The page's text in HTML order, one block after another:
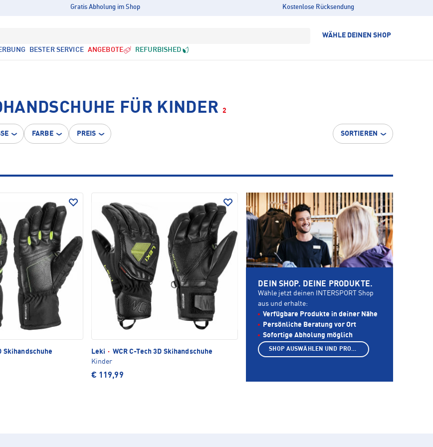
Gratis Abholung im Shop Kostenlose Rücksendung
WÄHLE DEINEN SHOP
BESTER SERVICE ANGEBOTE REFURBISHED
FÜR KINDER 2
FARBE PREIS SORTIEREN
Skihandschuhe
Leki · WCR C-Tech 3D Skihandschuhe
Kinder
€ 119,99
DEIN SHOP. DEINE PRODUKTE.
Wähle jetzt deinen INTERSPORT Shop
aus und erhalte:
Verfügbare Produkte in deiner Nähe
Persönliche Beratung vor Ort
Sofortige Abholung möglich
SHOP AUSWÄHLEN UND PRODUKTE ANZEIGEN